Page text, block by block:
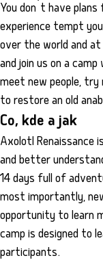
You don ́t have
experience tempt
over the world and
and join us on a
meet new people, try
to restore an old
Co, kde a jak
Axolotl Renaissance
and better
14 days full of
most importantly,
opportunity to learn
camp is designed to
participants.